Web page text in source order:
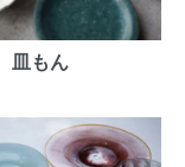
皿もん